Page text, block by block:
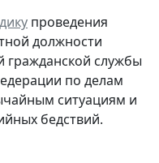
проведения
должности
гражданской службы
по делам
ситуациям и
бедствий.